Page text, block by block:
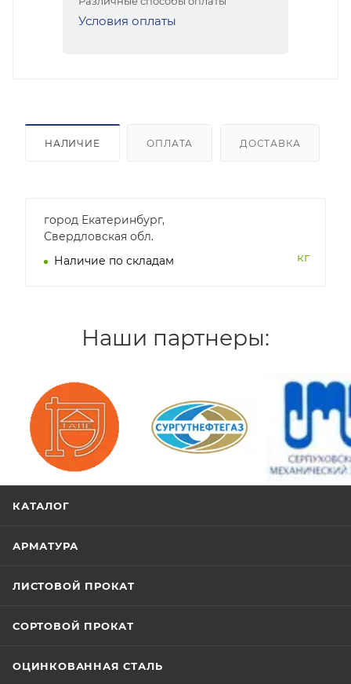
Условия оплаты
НАЛИЧИЕ ОПЛАТА ДОСТАВКА
город Екатеринбург,
Свердловская обл.
Наличие по складам
кг
Наши партнеры:
КАТАЛОГ
АРМАТУРА
ЛИСТОВОЙ ПРОКАТ
СОРТОВОЙ ПРОКАТ
ОЦИНКОВАННАЯ СТАЛЬ